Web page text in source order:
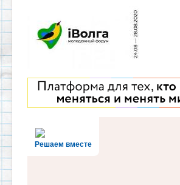
Решаем вместе